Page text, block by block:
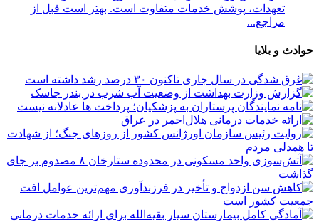
تعهدات، پوشش خدمات متفاوت است. بهتر است قبل از
مراجع...
حوادث و بلایا